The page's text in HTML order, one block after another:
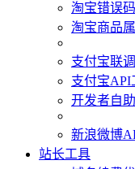
淘宝错误
淘宝商品
支付宝联
支付宝API
开发者自
新浪微博
站长工具